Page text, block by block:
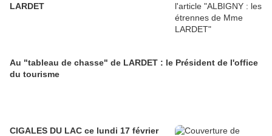
LARDET
Au "tableau de chasse" de LARDET : le Président de l'office
du tourisme
CIGALES DU LAC ce lundi 17 février